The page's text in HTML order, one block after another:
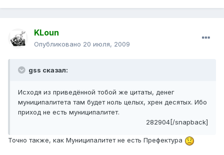
KLoun
Опубликовано 20 июля, 2009
gss сказал:
Исходя из приведённой тобой же цитаты, денег
муниципалитета там будет ноль целых, хрен десятых. Ибо
приход не есть муниципалитет.
282904[/snapback]
Точно также, как Муниципалитет не есть Префектура